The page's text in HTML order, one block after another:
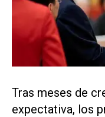
Tras meses de
expectativa, los